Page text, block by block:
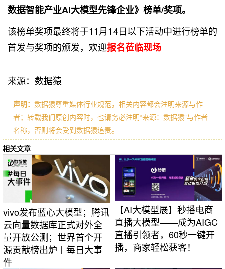
数据智能产业AI大模型先锋企业》榜单/奖项。
该榜单奖项最终将于11月14日以下活动中进行榜单的
首发与奖项的颁发，欢迎报名莅临现场
来源：数据猿
声明： 数据猿尊重媒体行业规范，相关内容都会注明来源与作
者；转载我们原创内容时，也请务必注明“来源：数据猿”与作者
名称，否则将会受到数据猿追责。
相关文章
vivo发布蓝心大模型；腾讯
云向量数据库正式对外全
量开放公测；世界首个开
源贡献榜出炉丨每日大事
件
【AI大模型展】秒播电商
直播大模型——成为AIGC
直播引领者，60秒一键开
播，商家轻松获客！